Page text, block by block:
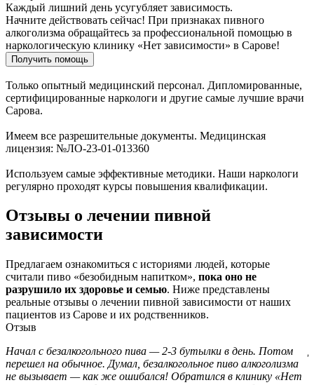
Каждый лишний день усугубляет зависимость.
Начните действовать сейчас! При признаках пивного
алкоголизма обращайтесь за профессиональной помощью в
наркологическую клинику «Нет зависимости» в Сарове!
Получить помощь
Только опытный медицинский персонал. Дипломированные,
сертифицированные наркологи и другие самые лучшие врачи
Сарова.
Имеем все разрешительные документы. Медицинская
лицензия: №ЛО-23-01-013360
Используем самые эффективные методики. Наши наркологи
регулярно проходят курсы повышения квалификации.
Отзывы о лечении пивной
зависимости
Предлагаем ознакомиться с историями людей, которые
считали пиво «безобидным напитком», пока оно не
разрушило их здоровье и семью. Ниже представлены
реальные отзывы о лечении пивной зависимости от наших
пациентов из Сарове и их родственников.
Отзыв
Начал с безалкогольного пива — 2-3 бутылки в день. Потом
перешел на обычное. Думал, безалкогольное пиво алкоголизма
не вызывает — как же ошибался! Обратился в клинику «Нет